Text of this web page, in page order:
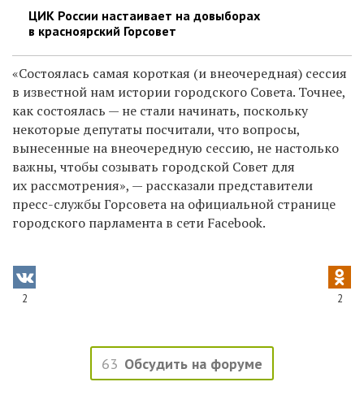
ЦИК России настаивает на довыборах
в красноярский Горсовет
«Состоялась самая короткая (и внеочередная) сессия
в известной нам истории городского Совета. Точнее,
как состоялась — не стали начинать, поскольку
некоторые депутаты посчитали, что вопросы,
вынесенные на внеочередную сессию, не настолько
важны, чтобы созывать городской Совет для
их рассмотрения», — рассказали представители
пресс-службы Горсовета на официальной странице
городского парламента в сети Facebook.
2 2
63 Обсудить на форуме